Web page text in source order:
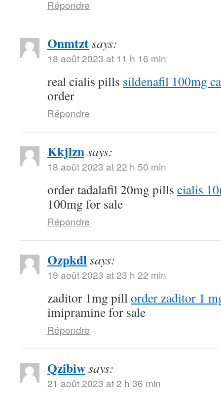
Répondre
Onmtztsays:
18 août 2023 at 11 h 16 min
real cialis pills sildenafil 100mg
order
Répondre
Kkjlznsays:
18 août 2023 at 22 h 50 min
order tadalafil 20mg pills cialis
100mg for sale
Répondre
Ozpkdlsays:
19 août 2023 at 23 h 22 min
zaditor 1mg pillorder zaditor 1
imipramine for sale
Répondre
Qzibiwsays:
21 août 2023 at 2 h 36 min